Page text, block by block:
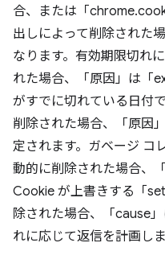
合、または「
出しによって削除された
なります。有効期限切れ
れた場合、「原因」は「
がすでに切れている日付
削除された場合、「原因
定されます。ガベージ コ
動的に削除された場合、
Cookie が上書きする「
除された場合、「cause
れに応じて返信を計画しま